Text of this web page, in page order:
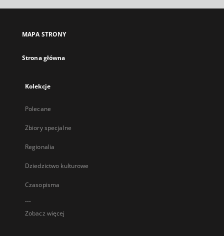
MAPA STRONY
Strona główna
Kolekcje
Polecane
Zbiory specjalne
Regionalia
Dziedzictwo kulturowe
Czasopisma
...
Zobacz więcej